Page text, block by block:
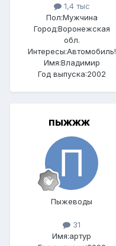
1,4 тыс
Пол:Мужчина
Город:Воронежская
обл.
Интересы:Автомобиль!
Имя:Владимир
Год выпуска:2002
пыжжж
Пыжеводы
31
Имя:артур